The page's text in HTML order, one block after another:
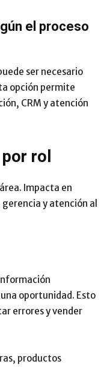
el proceso
ser necesario
opción permite
CRM y atención
rol
Impacta en
y atención al
oportunidad. Esto
errores y vender
productos